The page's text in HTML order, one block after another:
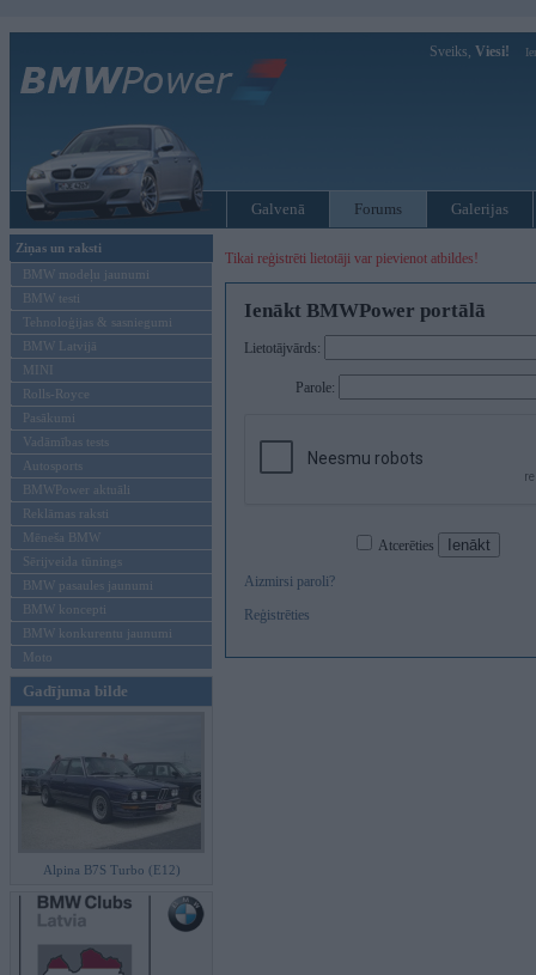
Sveiks, Viesi!
Galvenā Forums Galerijas
Ziņas un raksti
BMW modeļu jaunumi
BMW testi
Tehnoloģijas & sasniegumi
BMW Latvijā
MINI
Rolls-Royce
Pasākumi
Vadāmības tests
Autosports
BMWPower aktuāli
Reklāmas raksti
Mēneša BMW
Sērijveida tūnings
BMW pasaules jaunumi
BMW koncepti
BMW konkurentu jaunumi
Moto
Gadījuma bilde
Alpina B7S Turbo (E12)
Tikai reģistrēti lietotāji var pievienot atbildes!
Ienākt BMWPower portālā
Lietotājvārds:
Parole:
Atcerēties
Aizmirsi paroli?
Reģistrēties